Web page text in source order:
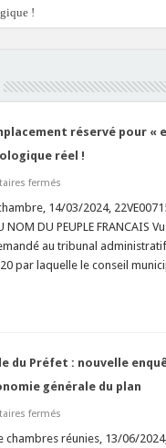
!
réservé pour
réel !
ferméssur
:
création
d’un
emplacement
réservé
un
écologique
chambre, 14/03/2024,
NOM DU PEUPLE
au tribunal administratif
par laquelle le conseil
du Préfet : nouvelle
générale du plan
ferméssur
modifié
chambres réunies, 13/06/